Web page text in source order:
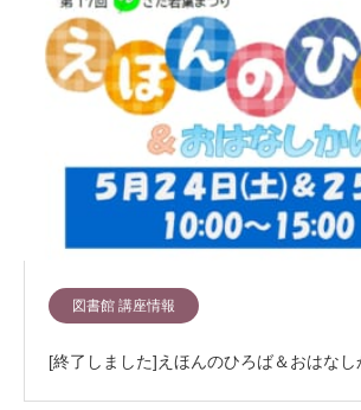
図書館 講座情報
[終了しました]えほんのひろば＆おはなし